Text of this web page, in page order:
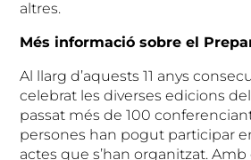
altres.
Més informació sobre el
Al llarg d’aquests 11 anys
celebrat les diverses edicions del
passat més de 100
persones han pogut participar
actes que s’han organitzat. Amb